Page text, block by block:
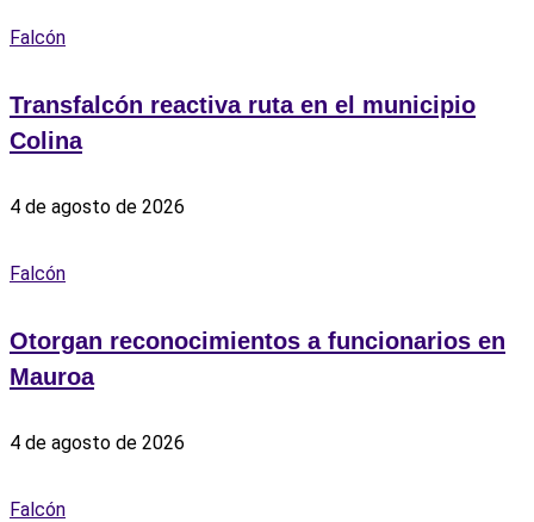
Falcón
Transfalcón reactiva ruta en el municipio
Colina
4 de agosto de 2026
Falcón
Otorgan reconocimientos a funcionarios en
Mauroa
4 de agosto de 2026
Falcón